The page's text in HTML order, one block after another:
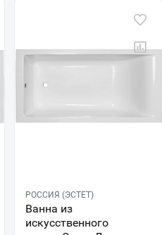
РОССИЯ (ЭСТЕТ)
Ванна из
искусственного